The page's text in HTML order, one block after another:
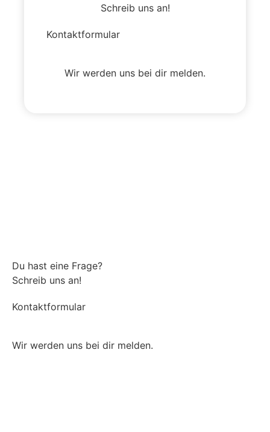
Schreib uns an!
Kontaktformular
Wir werden uns bei dir melden.
Du hast eine Frage?
Schreib uns an!
Kontaktformular
Wir werden uns bei dir melden.